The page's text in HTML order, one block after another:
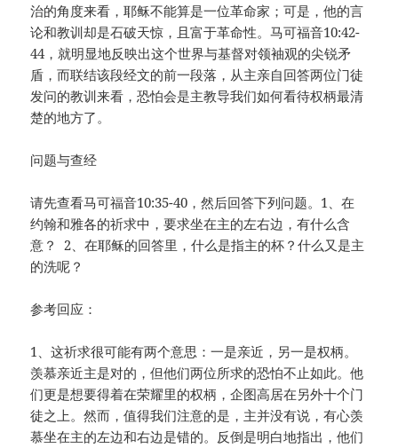
治的角度来看，耶稣不能算是一位革命家；可是，他的言
论和教训却是石破天惊，且富于革命性。马可福音10:42-
44，就明显地反映出这个世界与基督对领袖观的尖锐矛
盾，而联结该段经文的前一段落，从主亲自回答两位门徒
发问的教训来看，恐怕会是主教导我们如何看待权柄最清
楚的地方了。
问题与查经
请先查看马可福音10:35-40，然后回答下列问题。1、在
约翰和雅各的祈求中，要求坐在主的左右边，有什么含
意？ 2、在耶稣的回答里，什么是指主的杯？什么又是主
的洗呢？
参考回应：
1、这祈求很可能有两个意思：一是亲近，另一是权柄。
羡慕亲近主是对的，但他们两位所求的恐怕不止如此。他
们更是想要得着在荣耀里的权柄，企图高居在另外十个门
徒之上。然而，值得我们注意的是，主并没有说，有心羡
慕坐在主的左边和右边是错的。反倒是明白地指出，他们